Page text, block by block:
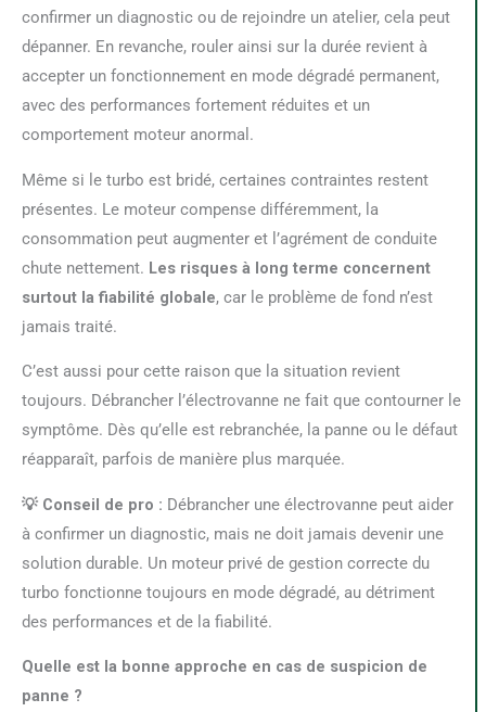
confirmer un diagnostic ou de rejoindre un atelier, cela peut
dépanner. En revanche, rouler ainsi sur la durée revient à
accepter un fonctionnement en mode dégradé permanent,
avec des performances fortement réduites et un
comportement moteur anormal.
Même si le turbo est bridé, certaines contraintes restent
présentes. Le moteur compense différemment, la
consommation peut augmenter et l’agrément de conduite
chute nettement. Les risques à long terme concernent
surtout la fiabilité globale, car le problème de fond n’est
jamais traité.
C’est aussi pour cette raison que la situation revient
toujours. Débrancher l’électrovanne ne fait que contourner le
symptôme. Dès qu’elle est rebranchée, la panne ou le défaut
réapparaît, parfois de manière plus marquée.
💡 Conseil de pro : Débrancher une électrovanne peut aider
à confirmer un diagnostic, mais ne doit jamais devenir une
solution durable. Un moteur privé de gestion correcte du
turbo fonctionne toujours en mode dégradé, au détriment
des performances et de la fiabilité.
Quelle est la bonne approche en cas de suspicion de
panne ?